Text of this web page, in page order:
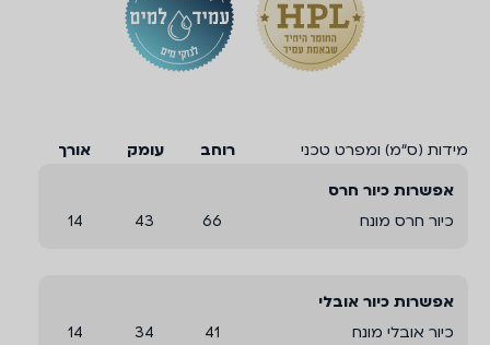
מידות (ס“מ) ומפרט טכני רוחב עומק
אורך
אפשרות כיור חרס
כיור חרס מונח
66
43
14
אפשרות כיור אובלי
כיור אובלי מונח
41
34
14